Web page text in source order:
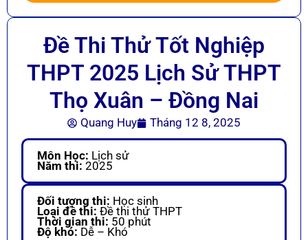
Đề Thi Thử Tốt Nghiệp
THPT 2025 Lịch Sử THPT
Thọ Xuân – Đồng Nai
Quang Huy Tháng 12 8, 2025
Môn Học: Lịch sử
Năm thi: 2025
Đối tượng thi: Học sinh
Loại đề thi: Đề thi thử THPT
Thời gian thi: 50 phút
Độ khó: Dễ – Khó